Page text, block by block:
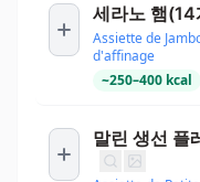
세라노 햄(14
Assiette de
d'affinage
~250–400 kcal
말린 생선 플